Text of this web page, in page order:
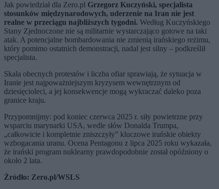
Jak powiedział dla Zero.pl Grzegorz Kuczyński, specjalista
stosunków międzynarodowych, uderzenie na Iran nie jest
realne w przeciągu najbliższych tygodni. Według Kuczyńskiego
Stany Zjednoczone nie są militarnie wystarczająco gotowe na taki
atak. A potencjalne bombardowania nie zmienią irańskiego reżimu,
który pomimo ostatnich demonstracji, nadal jest silny – podkreślił
specjalista.
Skala obecnych protestów i liczba ofiar sprawiają, że sytuacja w
Iranie jest najpoważniejszym kryzysem wewnętrznym od
dziesięcioleci, a jej konsekwencje mogą wykraczać daleko poza
granice kraju.
Przypomnijmy: pod koniec czerwca 2025 r. siły powietrzne przy
wsparciu marynarki USA, wedle słów Donalda Trumpa,
„całkowicie i kompletnie zniszczyły” kluczowe irańskie obiekty
wzbogacania uranu. Ocena Pentagonu z lipca 2025 roku wykazała,
że ​​irański program nuklearny prawdopodobnie został opóźniony o
około 2 lata.
Źródło: Zero.pl/WSLS